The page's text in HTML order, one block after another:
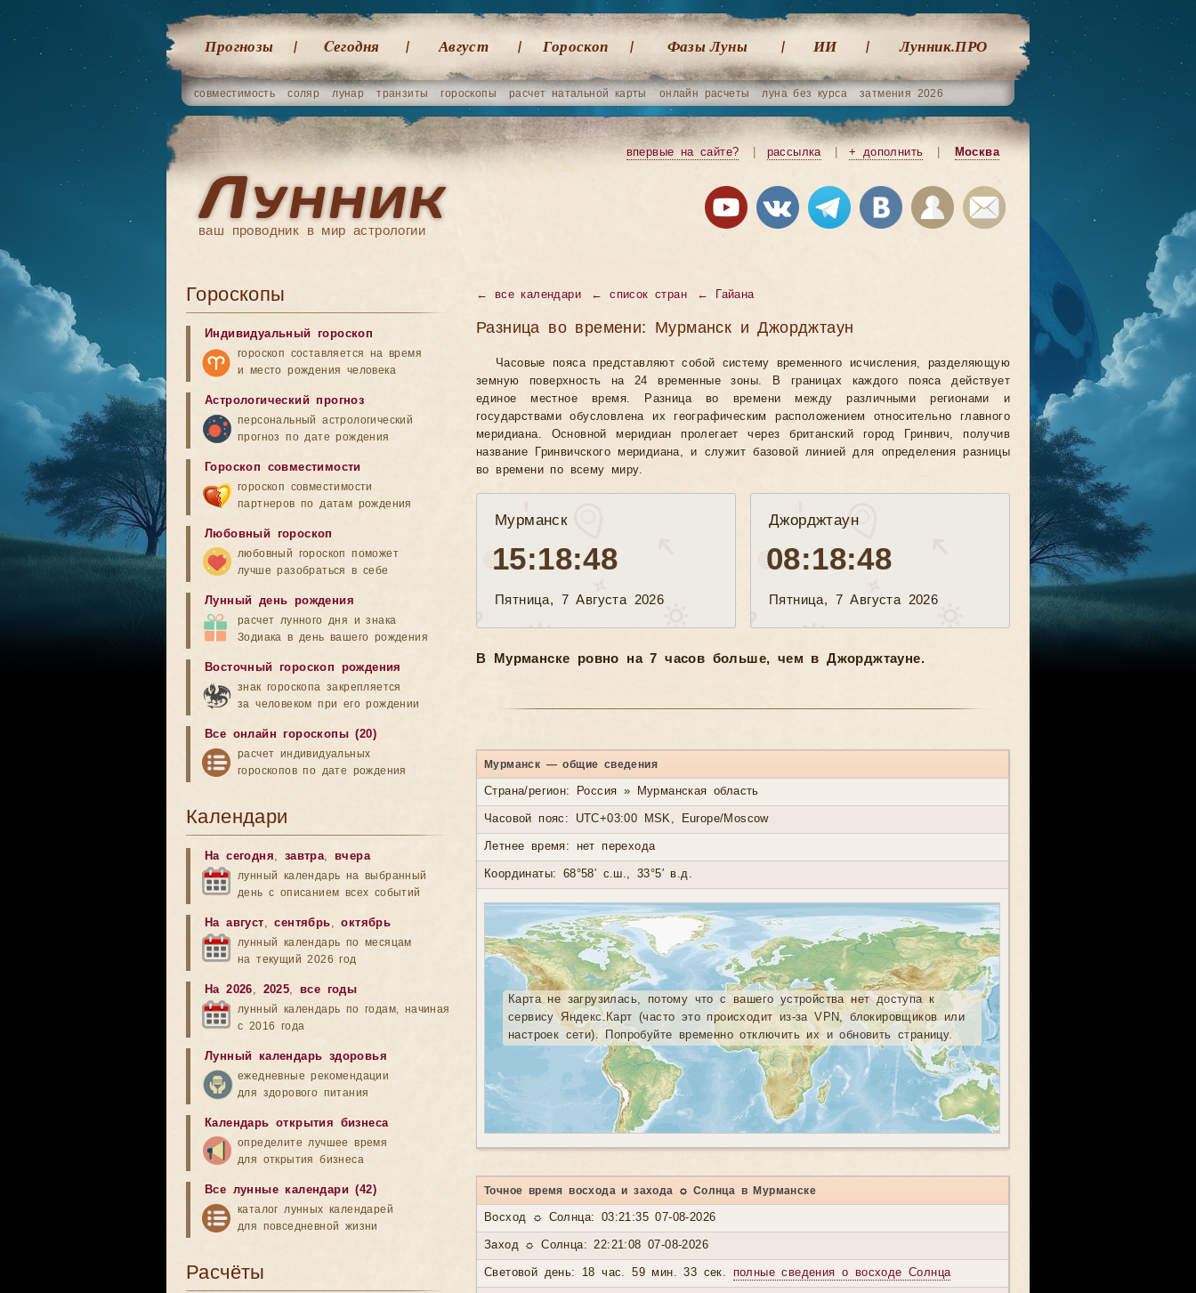
Прогнозы Cегодня Август Гороскоп Фазы Луны ИИ Лунник.ПРО
совместимость соляр лунар транзиты гороскопы расчет натальной карты онлайн расчеты луна без курса затмения 2026
ваш проводник в мир астрологии
впервые на сайте? рассылка + дополнить Москва
← все календари ←список стран ← Гайана
Разница во времени: Мурманск и Джорджтаун
Часовые пояса представляют собой систему временного исчисления, разделяющую
земную поверхность на 24 временные зоны. В границах каждого пояса действует
единое местное время. Разница во времени между различными регионами и
государствами обусловлена их географическим расположением относительно главного
меридиана. Основной меридиан пролегает через британский город Гринвич, получив
название Гринвичского меридиана, и служит базовой линией для определения разницы
во времени по всему миру.
Мурманск
15:18:50
Пятница, 7 Августа 2026
Джорджтаун
08:18:50
Пятница, 7 Августа 2026
В Мурманске ровно на 7 часов больше, чем в Джорджтауне.
Мурманск — общие сведения
Страна/регион: Россия » Мурманская область
Часовой пояс: UTC+03:00 MSK, Europe/Moscow
Летнее время: нет перехода
Координаты: 68°58′ с.ш., 33°5′ в.д.
Карта не загрузилась, потому что с вашего устройства нет доступа к
сервису Яндекс.Карт (часто это происходит из-за VPN, блокировщиков или
настроек сети). Попробуйте временно отключить их и обновить страницу.
Точное время восхода и захода ☼ Солнца в Мурманске
Восход ☼ Солнца: 03:21:35 07-08-2026
Заход ☼ Солнца: 22:21:08 07-08-2026
Световой день: 18 час. 59 мин. 33 сек. полные сведения о восходе Солнца
Гороскопы
Индивидуальный гороскоп
гороскоп составляется на время
и место рождения человека
Астрологический прогноз
персональный астрологический
прогноз по дате рождения
Гороскоп совместимости
гороскоп совместимости
партнеров по датам рождения
Любовный гороскоп
любовный гороскоп поможет
лучше разобраться в себе
Лунный день рождения
расчет лунного дня и знака
Зодиака в день вашего рождения
Восточный гороскоп рождения
знак гороскопа закрепляется
за человеком при его рождении
Все онлайн гороскопы (20)
расчет индивидуальных
гороскопов по дате рождения
Календари
На сегодня, завтра,вчера
лунный календарь на выбранный
день с описанием всех событий
На август,сентябрь,октябрь
лунный календарь по месяцам
на текущий 2026 год
На 2026, 2025,все годы
лунный календарь по годам, начиная
с 2016 года
Лунный календарь здоровья
ежедневные рекомендации
для здорового питания
Календарь открытия бизнеса
определите лучшее время
для открытия бизнеса
Все лунные календари (42)
каталог лунных календарей
для повседневной жизни
Расчёты